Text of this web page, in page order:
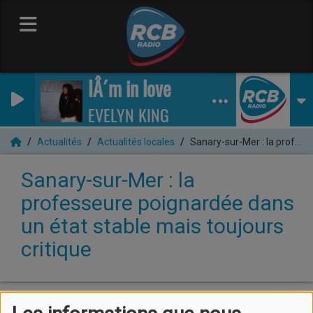
IÂ´m in love
EVELYN KING
Actualités Actualités locales Sanary-sur-Mer : la professeure poignardée dans un état stable mais toujours critique
Sanary-sur-Mer : la
professeure poignardée dans
un état stable mais toujours
critique